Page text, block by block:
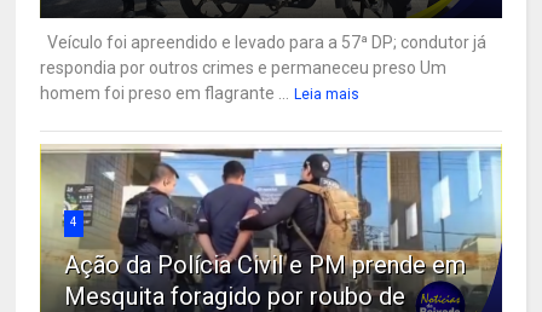
Veículo foi apreendido e levado para a 57ª DP; condutor já
respondia por outros crimes e permaneceu preso Um
homem foi preso em flagrante ...
Leia mais
4
Ação da Polícia Civil e PM prende em
Mesquita foragido por roubo de